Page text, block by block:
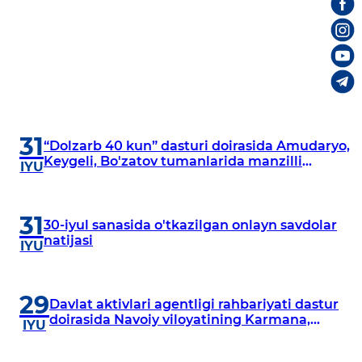
31
IYU
“Dolzarb 40 kun” dasturi doirasida Amudaryo,
Keygeli, Bo'zatov tumanlarida manzilli
31
IYU
30-iyul sanasida o'tkazilgan onlayn savdolar
natijasi
29
IYU
Davlat aktivlari agentligi rahbariyati dastur
doirasida Navoiy viloyatining Karmana,